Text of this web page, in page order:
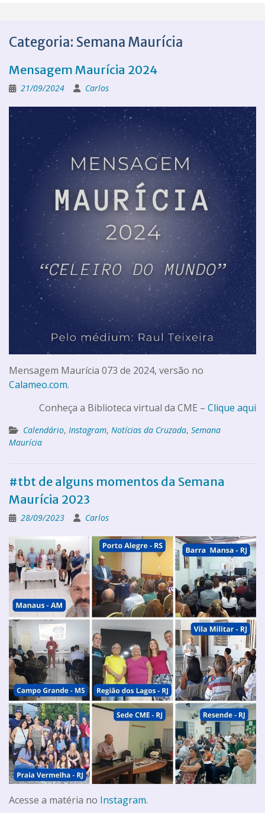
Categoria: Semana Maurícia
Mensagem Maurícia 2024
21/09/2024 Carlos
Mensagem Maurícia 073 de 2024, versão no
Calameo.com.
Conheça a Biblioteca virtual da CME – Clique aqui
Calendário, Instagram, Notícias da Cruzada, Semana
Maurícia
#tbt de alguns momentos da Semana
Maurícia 2023
28/09/2023 Carlos
Acesse a matéria no Instagram.